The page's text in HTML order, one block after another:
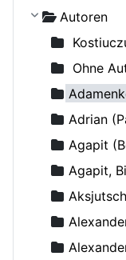
Autoren
Ohne
Adrian
Agapit
Agapit,